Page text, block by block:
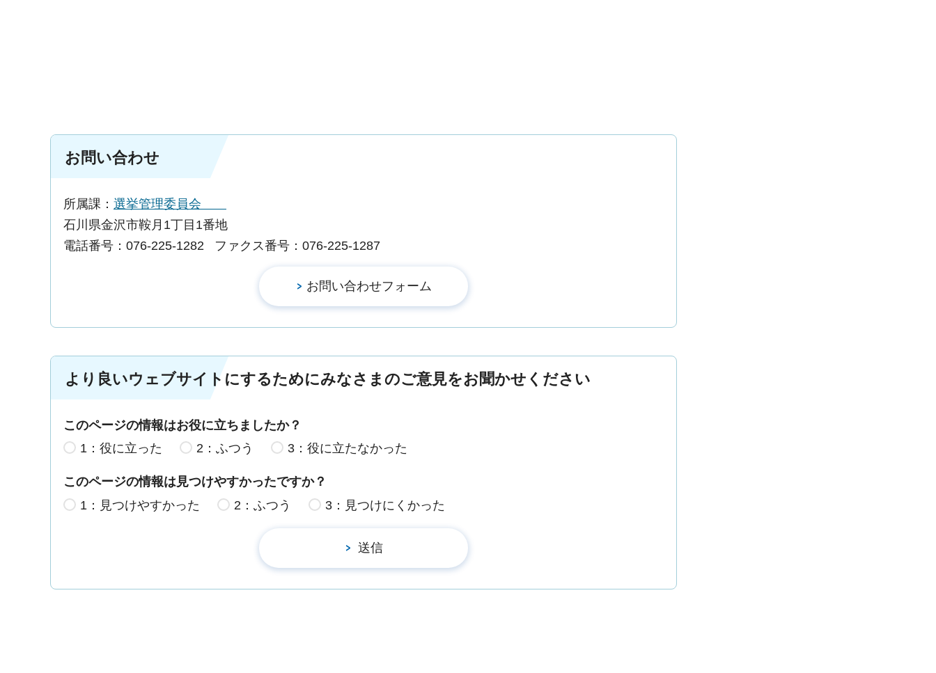
お問い合わせ
所属課： 選挙管理委員会
石川県金沢市鞍月1丁目1番地
電話番号：076-225-1282
ファクス番号：076-225-1287
より良いウェブサイトにするためにみなさまのご意見をお聞かせください
このページの情報はお役に立ちましたか？
1：役に立った
2：ふつう 3：役に立たなかった
このページの情報は見つけやすかったですか？
1：見つけやすかった
2：ふつう 3：見つけにくかった